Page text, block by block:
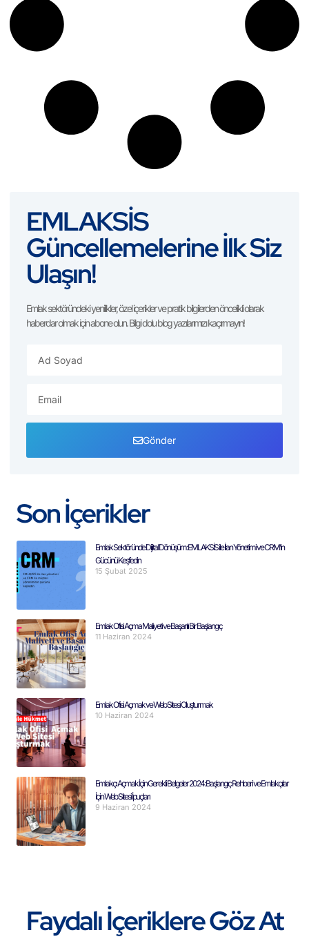
EMLAKSİS
Güncellemelerine İlk Siz
Ulaşın!
Emlak sektöründeki yenilikler, özel içerikler ve pratik bilgilerden öncelikli olarak
haberdar olmak için abone olun. Bilgi dolu blog yazılarımızı kaçırmayın!
Gönder
Son İçerikler
Emlak Sektöründe Dijital Dönüşüm: EMLAKSİS ile İlan Yönetimi ve CRM’in
Gücünü Keşfedin
15 Şubat 2025
Emlak Ofisi Açma Maliyeti ve Başarılı Bir Başlangıç
11 Haziran 2024
Emlak Ofisi Açmak ve Web Sitesi Oluşturmak
10 Haziran 2024
Emlakçı Açmak İçin Gerekli Belgeler 2024: Başlangıç Rehberi ve Emlakçılar
İçin Web Sitesi İpuçları
9 Haziran 2024
Faydalı İçeriklere Göz At